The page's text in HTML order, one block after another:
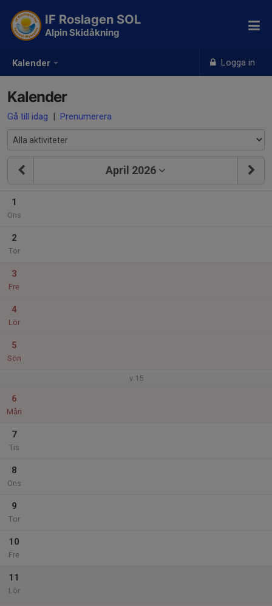
Kalender Logga in
IF Roslagen SOL
Alpin Skidåkning
Kalender
Gå till idag | Prenumerera
April 2026
1
Ons
2
Tor
3
Fre
4
Lör
5
Sön
v.15
6
Mån
7
Tis
8
Ons
9
Tor
10
Fre
11
Lör